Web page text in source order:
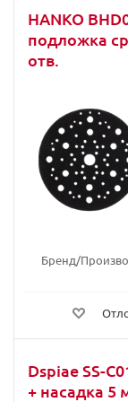
HANKO
подложка
отв.
Бренд/
Dspiae SS-
+ насадка 5